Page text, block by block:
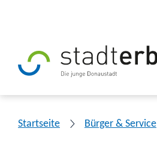
Startseite Bürger & Service